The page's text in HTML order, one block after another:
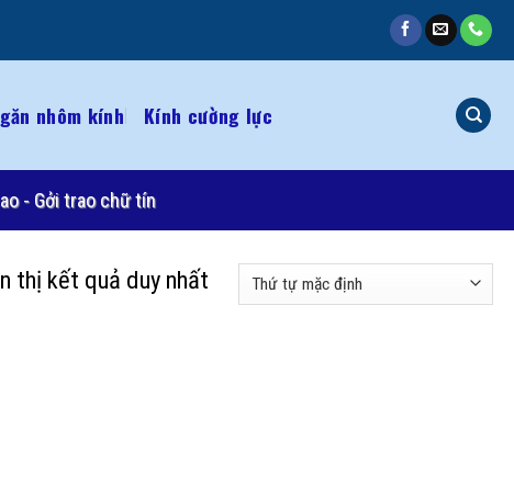
nhôm kính Kính cường lực
- Gởi trao chữ tín
thị kết quả duy nhất